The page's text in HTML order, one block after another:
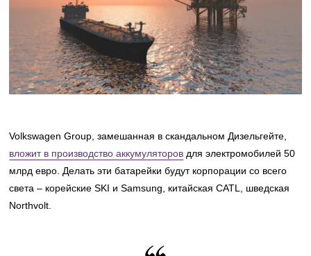
Volkswagen Group, замешанная в скандальном Дизельгейте,
вложит в производство аккумуляторов для электромобилей 50
млрд евро. Делать эти батарейки будут корпорации со всего
света – корейские SKI и Samsung, китайская CATL, шведская
Northvolt.